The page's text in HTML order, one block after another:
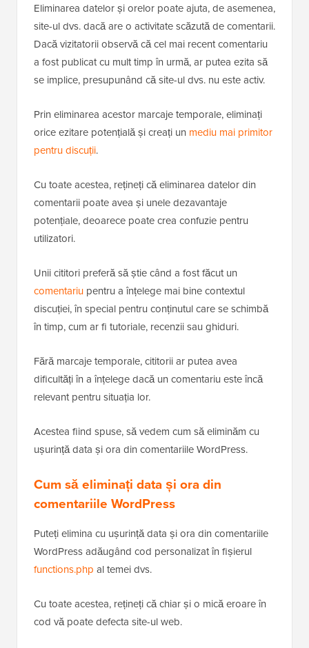
Eliminarea datelor și orelor poate ajuta, de asemenea,
site-ul dvs. dacă are o activitate scăzută de comentarii.
Dacă vizitatorii observă că cel mai recent comentariu
a fost publicat cu mult timp în urmă, ar putea ezita să
se implice, presupunând că site-ul dvs. nu este activ.
Prin eliminarea acestor marcaje temporale, eliminați
orice ezitare potențială și creați un mediu mai primitor
pentru discuții.
Cu toate acestea, rețineți că eliminarea datelor din
comentarii poate avea și unele dezavantaje
potențiale, deoarece poate crea confuzie pentru
utilizatori.
Unii cititori preferă să știe când a fost făcut un
comentariu pentru a înțelege mai bine contextul
discuției, în special pentru conținutul care se schimbă
în timp, cum ar fi tutoriale, recenzii sau ghiduri.
Fără marcaje temporale, cititorii ar putea avea
dificultăți în a înțelege dacă un comentariu este încă
relevant pentru situația lor.
Acestea fiind spuse, să vedem cum să eliminăm cu
ușurință data și ora din comentariile WordPress.
Cum să eliminați data și ora din
comentariile WordPress
Puteți elimina cu ușurință data și ora din comentariile
WordPress adăugând cod personalizat în fișierul
functions.php al temei dvs.
Cu toate acestea, rețineți că chiar și o mică eroare în
cod vă poate defecta site-ul web.